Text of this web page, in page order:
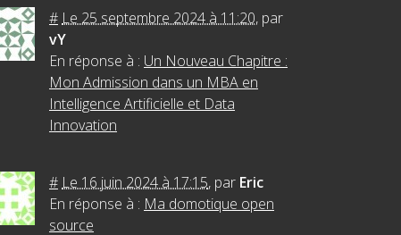
# Le 25 septembre 2024 à 11:20, par
vY
En réponse à : Un Nouveau Chapitre :
Mon Admission dans un MBA en
Intelligence Artificielle et Data
Innovation
# Le 16 juin 2024 à 17:15, par Eric
En réponse à : Ma domotique open
source